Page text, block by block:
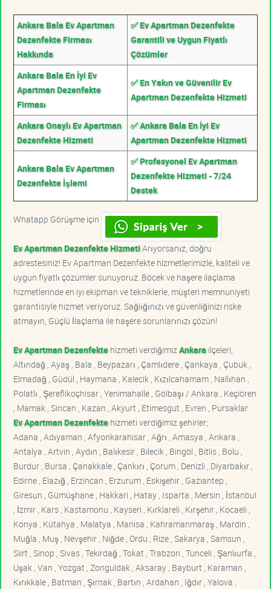
Ankara Bala Ev Apartman
Dezenfekte Firması
Hakkında
✅ Ev Apartman Dezenfekte
Garantili ve Uygun Fiyatlı
Çözümler
Ankara Bala En İyi Ev
Apartman Dezenfekte
Firması
✅ En Yakın ve Güvenilir Ev
Apartman Dezenfekte Hizmeti
Ankara Onaylı Ev Apartman
Dezenfekte Hizmeti
✅ Ankara Bala En İyi Ev
Apartman Dezenfekte Hizmeti
Ankara Bala Ev Apartman
Dezenfekte İşlemi
✅ Profesyonel Ev Apartman
Dezenfekte Hizmeti - 7/24
Destek
Whatapp Görüşme için
Ev Apartman Dezenfekte HizmetiArıyorsanız, doğru
adrestesiniz! Ev Apartman Dezenfekte hizmetlerimizle, kaliteli ve
uygun fiyatlı çözümler sunuyoruz. Böcek ve haşere ilaçlama
hizmetlerinde en iyi ekipman ve tekniklerle, müşteri memnuniyeti
garantisiyle hizmet veriyoruz. Sağlığınızı ve güvenliğinizi riske
atmayın, Güçlü İlaçlama ile haşere sorunlarınızı çözün!
Ev Apartman Dezenfektehizmeti verdiğimiz Ankara ilçeleri;
Altındağ , Ayaş , Bala , Beypazarı , Çamlıdere , Çankaya , Çubuk ,
Elmadağ , Güdül , Haymana , Kalecik , Kızılcahamam , Nallıhan ,
Polatlı , Şereflikoçhisar , Yenimahalle , Gölbaşı / Ankara , Keçiören
, Mamak , Sincan , Kazan , Akyurt , Etimesgut , Evren , Pursaklar
Ev Apartman Dezenfektehizmeti verdiğimiz şehirler;
Adana , Adıyaman , Afyonkarahisar , Ağrı , Amasya , Ankara ,
Antalya , Artvin , Aydın , Balıkesir , Bilecik , Bingöl , Bitlis , Bolu ,
Burdur , Bursa , Çanakkale , Çankırı , Çorum , Denizli , Diyarbakır ,
Edirne , Elazığ , Erzincan , Erzurum , Eskişehir , Gaziantep ,
Giresun , Gümüşhane , Hakkari , Hatay , Isparta , Mersin , İstanbul
, İzmir , Kars , Kastamonu , Kayseri , Kırklareli , Kırşehir , Kocaeli ,
Konya , Kütahya , Malatya , Manisa , Kahramanmaraş , Mardin ,
Muğla , Muş , Nevşehir , Niğde , Ordu , Rize , Sakarya , Samsun ,
Siirt , Sinop , Sivas , Tekirdağ , Tokat , Trabzon , Tunceli , Şanlıurfa ,
Uşak , Van , Yozgat , Zonguldak , Aksaray , Bayburt , Karaman ,
Kırıkkale , Batman , Şırnak , Bartın , Ardahan , Iğdır , Yalova ,